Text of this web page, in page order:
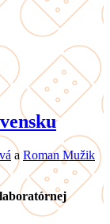
a Roman Mužik